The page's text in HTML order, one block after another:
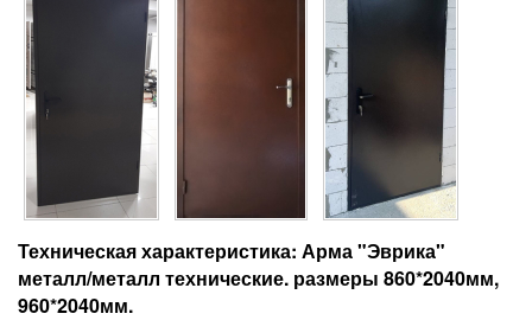
Техническая характеристика: Арма "Эврика"
металл/металл технические. размеры 860*2040мм,
960*2040мм.